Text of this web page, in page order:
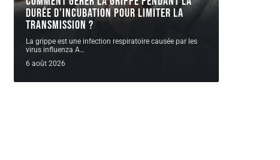
durée d’incubation pour limiter la
transmission ?
La grippe est une infection respiratoire causée par les
virus influenza A…
6 août 2026